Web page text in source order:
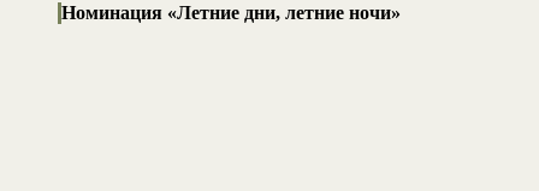
Номинация «Летние дни, летние ночи»